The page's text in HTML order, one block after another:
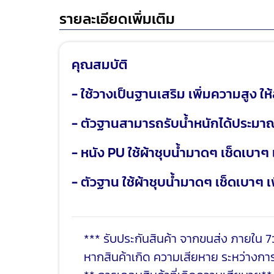
รายละเอียดเพิ่มเติม
คุณสมบัติ
- ใช้วางเป็นฐานเสริม เพิ่มความสูง
- ตัวฐานสามารถรับน้ำหนักได้ประม
- หนัง PU ใช้ผ้าชุบน้ำมาดๆ เช็ดเบา
- ตัวฐาน ใช้ผ้าชุบน้ำมาดๆ เช็ดเบาๆ
*** รับประกันสินค้า จากขนส่ง ภายใน
หากสินค้าเกิด ความเสียหาย ระหว่างก